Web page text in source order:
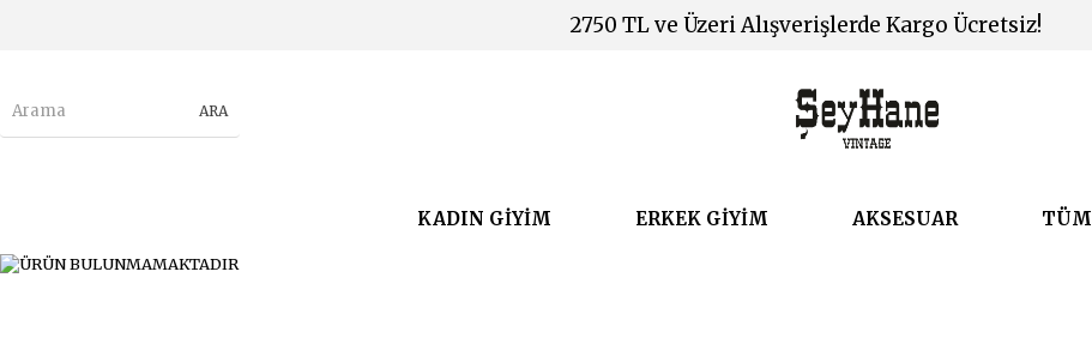
2750 TL ve Üzeri Alışverişlerde Kargo Ücretsiz!
KADIN GİYİM ERKEK GİYİM AKSESUAR